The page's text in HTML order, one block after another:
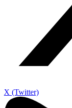
X (Twitter)